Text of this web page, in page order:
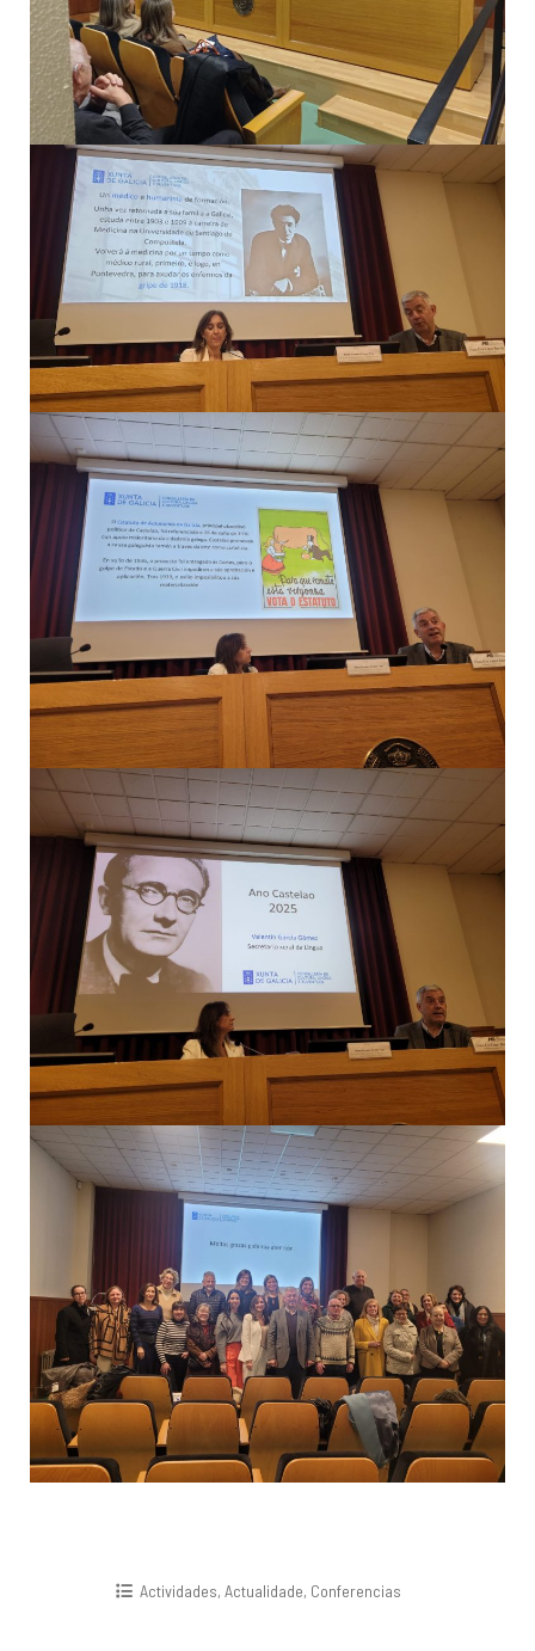
Actividades,Actualidade, Conferencias